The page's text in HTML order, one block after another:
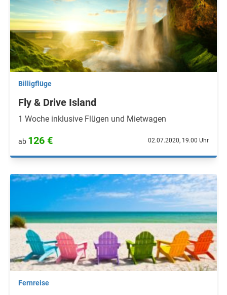
Billigflüge
Fly & Drive Island
1 Woche inklusive Flügen und Mietwagen
ab 126 € 02.07.2020, 19.00 Uhr
Fernreise